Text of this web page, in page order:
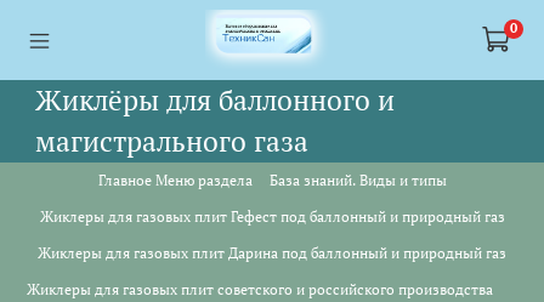
0
Жиклёры для баллонного и
магистрального газа
Главное Меню раздела
База знаний. Виды и типы
Жиклеры для газовых плит Гефест под баллонный и природный газ
Жиклеры для газовых плит Дарина под баллонный и природный газ
Жиклеры для газовых плит советского и российского производства
<a href="https://webmaster.yandex.ru/siteinfo/?site=https://
<a href="https://webmaster.yandex.ru/siteinfo/?site=https://